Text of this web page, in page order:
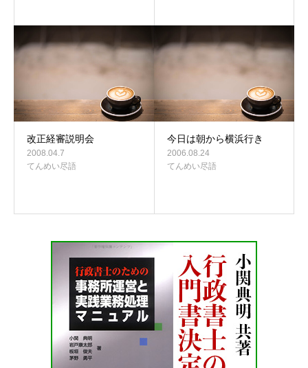
改正経審説明会
2008.04.7
てんめい尽語
今日は朝から横浜行き
2006.08.24
てんめい尽語